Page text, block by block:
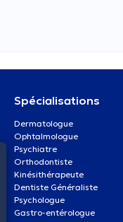
Spécialisations
Dermatologue
Ophtalmologue
Psychiatre
Orthodontiste
Kinésithérapeute
Dentiste Généraliste
Psychologue
Gastro-entérologue